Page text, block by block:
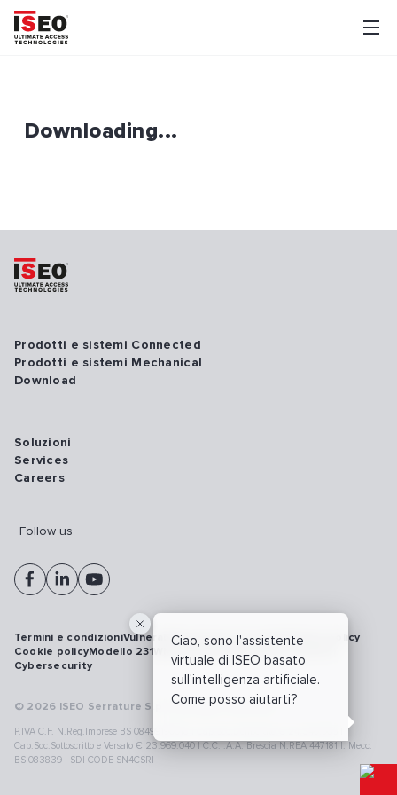
Downloading...
Ciao, sono l'assistente
virtuale di ISEO basato
sull'intelligenza artificiale.
Come posso aiutarti?
Prodotti e sistemi Connected
Prodotti e sistemi Mechanical
Download
Soluzioni
Services
Careers
Follow us
© 2026 ISEO Serrature S.p.A. All right reserved
P.IVA C.F. N.Reg.Imprese BS 08499190018 | Cap.Soc.Deliberato € 24.340.965 |
Cap.Soc.Sottoscritto e Versato € 23.969.040 | C.C.I.A.A. Brescia N.REA 447181 |. Mecc.
BS 083839 | SDI CODE SN4CSRI
Termini e condizioniVulnerability disclosure policyPrivacy policy
Cookie policyModello 231WhistleblowingRichiamo prodotti
Cybersecurity